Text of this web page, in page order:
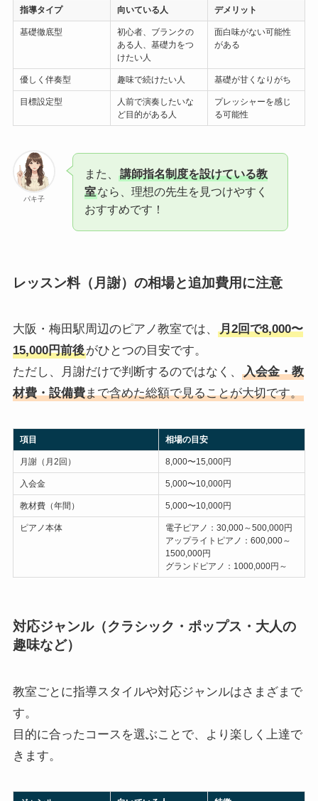
指導タイプ 向いている人 デメリット
基礎徹底型
初心者、ブランクの
ある人、基礎力をつ
けたい人
面白味がない可能性
がある
優しく伴奏型 趣味で続けたい人 基礎が甘くなりがち
目標設定型
人前で演奏したいな
ど目的がある人
プレッシャーを感じ
る可能性
パキ子
また、講師指名制度を設けている教
室なら、理想の先生を見つけやすく
おすすめです！
レッスン料（月謝）の相場と追加費用に注意
大阪・梅田駅周辺のピアノ教室では、
月2回で8,000〜
15,000円前後がひとつの目安です。
ただし、月謝だけで判断するのではなく、
入会金・教
材費・設備費まで含めた総額で見ることが大切です。
項目 相場の目安
月謝（月2回） 8,000〜15,000円
入会金 5,000〜10,000円
教材費（年間） 5,000〜10,000円
ピアノ本体
電子ピアノ：30,000～500,000円
アップライトピアノ：600,000～
1500,000円
グランドピアノ：1000,000円～
対応ジャンル（クラシック・ポップス・大人の
趣味など）
教室ごとに指導スタイルや対応ジャンルはさまざまで
す。
目的に合ったコースを選ぶことで、より楽しく上達で
きます。